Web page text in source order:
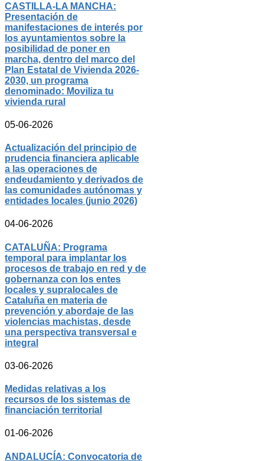
CASTILLA-LA MANCHA:
Presentación de
manifestaciones de interés por
los ayuntamientos sobre la
posibilidad de poner en
marcha, dentro del marco del
Plan Estatal de Vivienda 2026-
2030, un programa
denominado: Moviliza tu
vivienda rural
05-06-2026
Actualización del principio de
prudencia financiera aplicable
a las operaciones de
endeudamiento y derivados de
las comunidades autónomas y
entidades locales (junio 2026)
04-06-2026
CATALUÑA: Programa
temporal para implantar los
procesos de trabajo en red y de
gobernanza con los entes
locales y supralocales de
Cataluña en materia de
prevención y abordaje de las
violencias machistas, desde
una perspectiva transversal e
integral
03-06-2026
Medidas relativas a los
recursos de los sistemas de
financiación territorial
01-06-2026
ANDALUCÍA: Convocatoria de